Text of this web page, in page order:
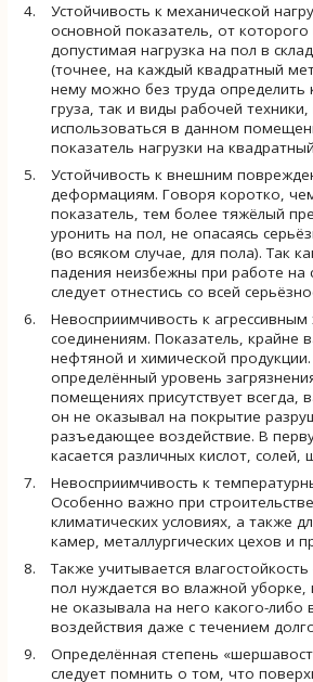
Устойчивость к механической
основной показатель, от
допустимая нагрузка на пол в
(точнее, на каждый квадратный
нему можно без труда определить
груза, так и виды рабочей
использоваться в данном
показатель нагрузки на
Устойчивость к внешним
деформациям. Говоря коротко,
показатель, тем более тяжёлый
уронить на пол, не опасаясь
(во всяком случае, для пола). Так
падения неизбежны при работе на
следует отнестись со всей
Невосприимчивость к агрессивным
соединениям. Показатель, крайне
нефтяной и химической продукции.
определённый уровень
помещениях присутствует всегда,
он не оказывал на покрытие
разъедающее воздействие. В
касается различных кислот, солей,
Невосприимчивость к
Особенно важно при
климатических условиях, а также
камер, металлургических цехов и
Также учитывается
пол нуждается во влажной
не оказывала на него какого-либо
воздействия даже с течением
Определённая степень
следует помнить о том, что